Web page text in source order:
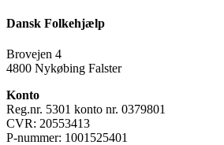
Dansk Folkehjælp
Brovejen 4
4800 Nykøbing Falster
Konto
Reg.nr. 5301 konto nr. 0379801
CVR: 20553413
P-nummer: 1001525401